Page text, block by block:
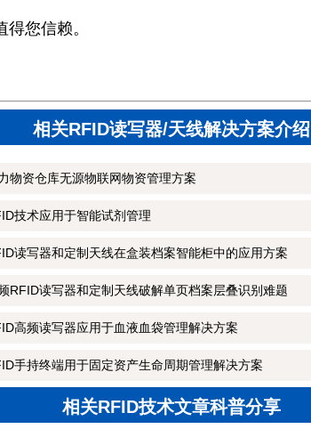
得您信赖。
相关RFID读写器/天线解决方案介绍
物资仓库无源物联网物资管理方案
技术应用于智能试剂管理
读写器和定制天线在盒装档案智能柜中的应用方案
RFID读写器和定制天线破解单页档案层叠识别难题
高频读写器应用于血液血袋管理解决方案
手持终端用于固定资产生命周期管理解决方案
相关RFID技术文章科普分享